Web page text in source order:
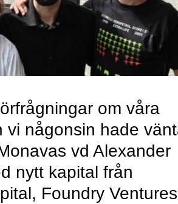
om våra
vi någonsin hade
vd Alexander
nytt kapital från
Foundry Ventures